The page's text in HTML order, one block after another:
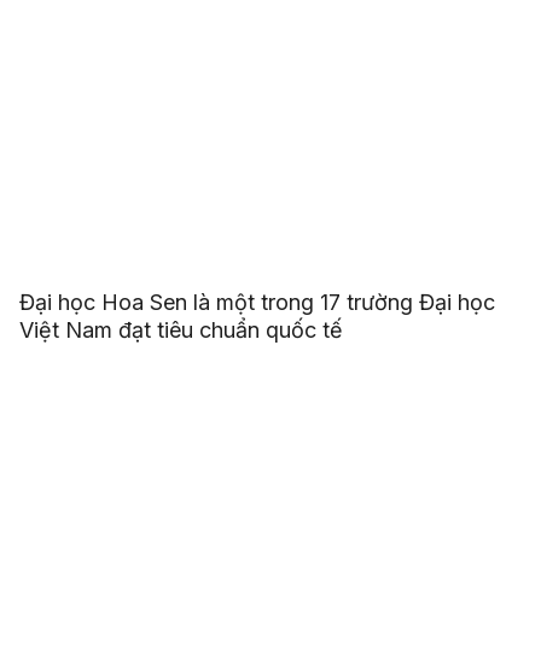
Đại học Hoa Sen là một trong 17 trường Đại học
Việt Nam đạt tiêu chuẩn quốc tế